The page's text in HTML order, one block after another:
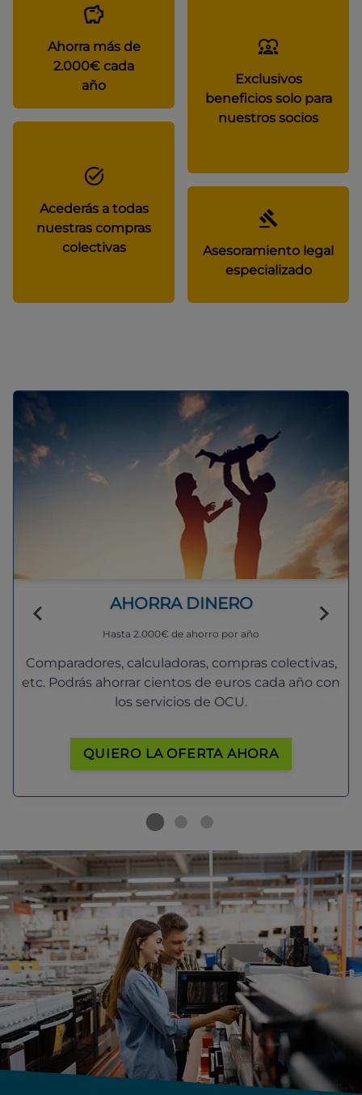
Ahorra más de
2.000€ cada
año
Exclusivos
beneficios solo para
nuestros socios
Acederás a todas
nuestras compras
colectivas
Asesoramiento legal
especializado
AHORRA DINERO
Hasta 2.000€ de ahorro por año
Comparadores, calculadoras, compras colectivas,
etc. Podrás ahorrar cientos de euros cada año con
los servicios de OCU.
QUIERO LA OFERTA AHORA